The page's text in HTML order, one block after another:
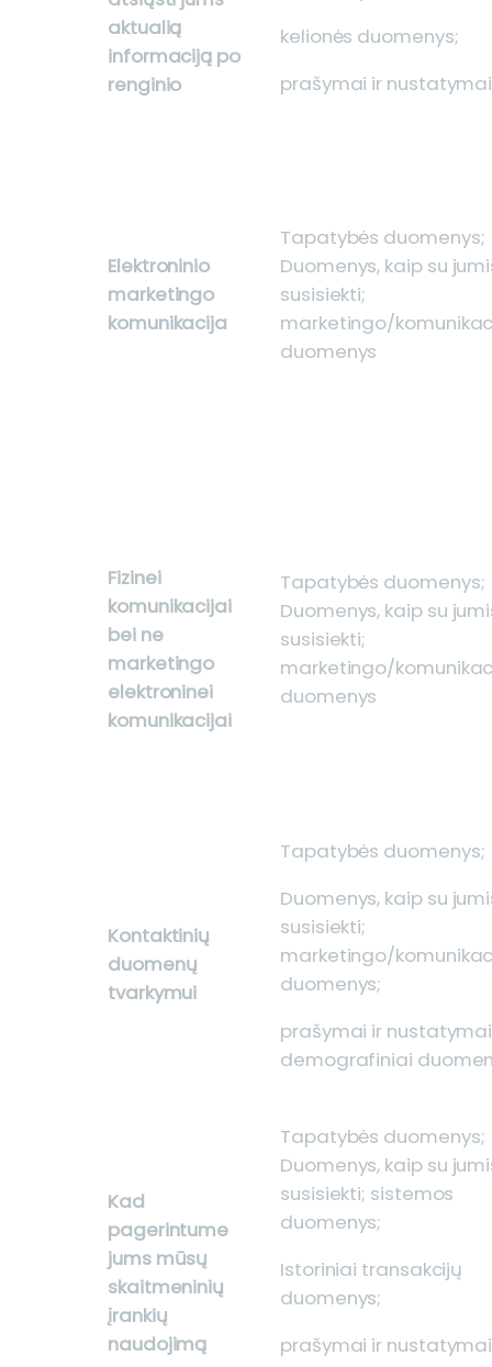
aktualią
informaciją po
renginio
kelionės duomenys;
prašymai ir nustatymai
Elektroninio
marketingo
komunikacija
Tapatybės duomenys;
Duomenys, kaip su
susisiekti;
marketingo/
duomenys
Fizinei
komunikacijai
bei ne
marketingo
elektroninei
komunikacijai
Tapatybės duomenys;
Duomenys, kaip su
susisiekti;
marketingo/
duomenys
Kontaktinių
duomenų
tvarkymui
Tapatybės duomenys;
Duomenys, kaip su
susisiekti;
marketingo/
duomenys;
prašymai ir
demografiniai
Kad
pagerintume
jums mūsų
skaitmeninių
įrankių
naudojimą
Tapatybės duomenys;
Duomenys, kaip su
susisiekti; sistemos
duomenys;
Istoriniai transakcijų
duomenys;
prašymai ir